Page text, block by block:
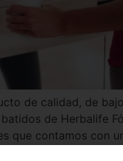
de calidad, de
de Herbalife
que contamos con